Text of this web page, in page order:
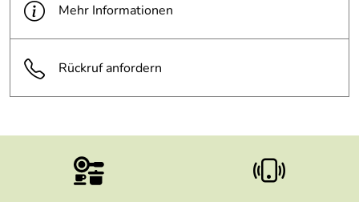
Mehr Informationen
Rückruf anfordern